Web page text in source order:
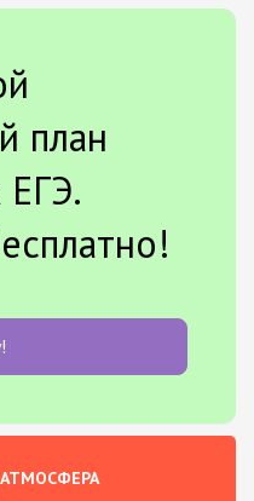
план
ЕГЭ.